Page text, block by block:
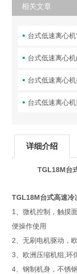
相关文章
台式低速离心
台式低速离心
台式低速离心
台式低速离心
详细介绍
TGL18M台
TGL18M台式高速冷
1 、微机控制，触摸
便操作使用
2、无刷电机驱动，
3、欧洲压缩机组 环
4、钢制机身，不锈